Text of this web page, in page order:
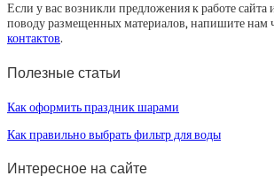
Если у вас возникли предложения к работе
поводу размещенных материалов, напишите нам
контактов.
Полезные статьи
Как оформить праздник шарами
Как правильно выбрать фильтр для воды
Интересное на сайте